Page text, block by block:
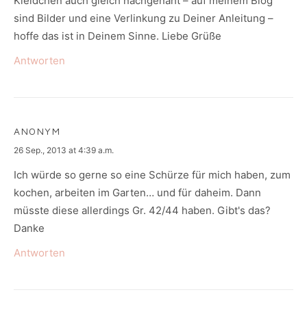
sind Bilder und eine Verlinkung zu Deiner Anleitung –
hoffe das ist in Deinem Sinne. Liebe Grüße
Antworten
ANONYM
says:
26 Sep., 2013 at 4:39 a.m.
Ich würde so gerne so eine Schürze für mich haben, zum
kochen, arbeiten im Garten… und für daheim. Dann
müsste diese allerdings Gr. 42/44 haben. Gibt's das?
Danke
Antworten